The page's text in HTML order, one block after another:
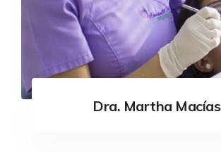
Dra. Martha Macías